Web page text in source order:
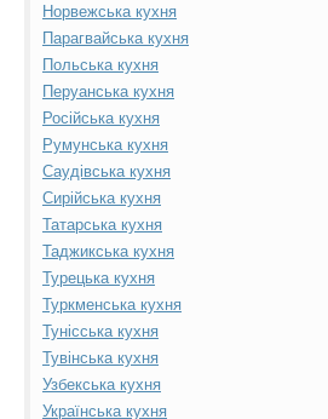
Норвежська кухня
Парагвайська кухня
Польська кухня
Перуанська кухня
Російська кухня
Румунська кухня
Саудівська кухня
Сирійська кухня
Татарська кухня
Таджикська кухня
Турецька кухня
Туркменська кухня
Тунісська кухня
Тувінська кухня
Узбекська кухня
Українська кухня